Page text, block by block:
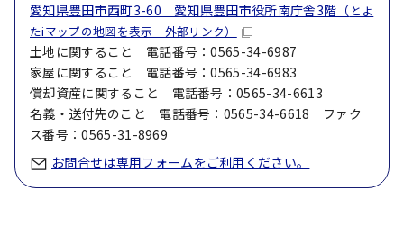
愛知県豊田市西町3-60 愛知県豊田市役所南庁舎3階（ とよ
たiマップの地図を表示 外部リンク）
土地に関すること 電話番号：0565-34-6987
家屋に関すること 電話番号：0565-34-6983
償却資産に関すること 電話番号：0565-34-6613
名義・送付先のこと 電話番号：0565-34-6618 ファク
ス番号：0565-31-8969
お問合せは専用フォームをご利用ください。